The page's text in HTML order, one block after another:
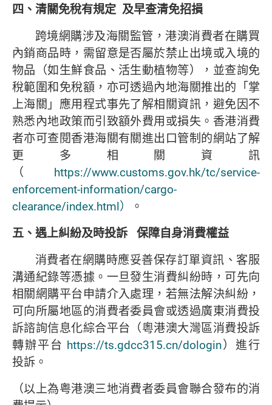
四、清關免稅有規定 及早查清免招損
跨境網購涉及海關監管，港澳消費者在購買
內銷商品時，需留意是否屬於禁止出境或入境的
物品（如生鮮食品、活生動植物等），並查詢免
稅範圍和免稅額，亦可透過內地海關推出的「掌
上海關」應用程式事先了解相關資訊，避免因不
熟悉內地政策而引致額外費用或損失。香港消費
者亦可查閱香港海關有關進出口管制的網站了解
更多相關資訊
（ https://www.customs.gov.hk/tc/service-
enforcement-information/cargo-
clearance/index.html）
。
五、遇上糾紛及時投訴 保障自身消費權益
消費者在網購時應妥善保存訂單資訊、客服
溝通紀錄等憑據。一旦發生消費糾紛時，可先向
相關網購平台申請介入處理，若無法解決糾紛，
可向所屬地區的消費者委員會或透過廣東消費投
訴諮詢信息化綜合平台（粵港澳大灣區消費投訴
轉辦平台 https://ts.gdcc315.cn/dologin）進行
投訴。
（以上為粤港澳三地消費者委員會聯合發布的消